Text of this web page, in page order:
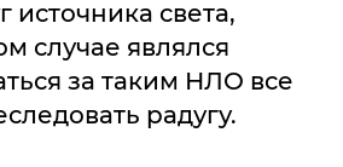
источника света,
случае являлся
за таким НЛО все
радугу.